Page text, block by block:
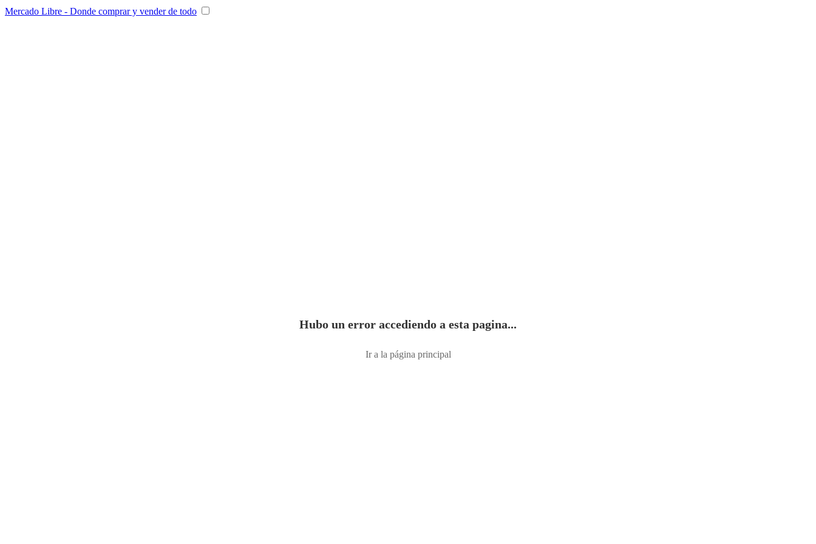
Mercado Libre - Donde comprar y vender de todo
Hubo un error accediendo a esta pagina...
Ir a la página principal